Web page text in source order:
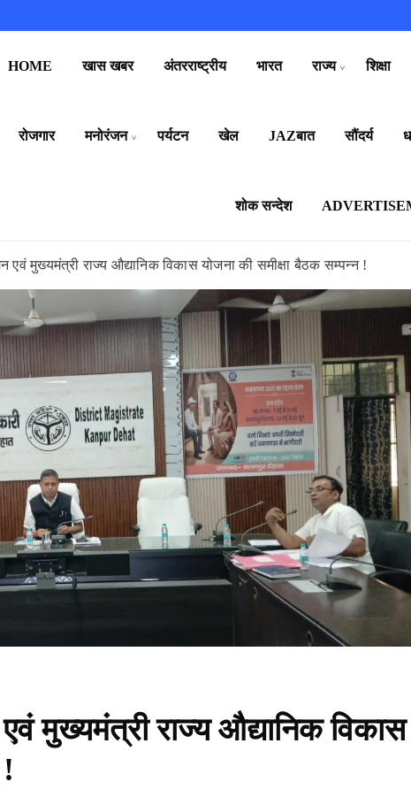
HOME खास खबर अंतरराष्ट्रीय भारत राज्य शिक्षा
रोजगार मनोरंजन पर्यटन खेल JAZबात सौंदर्य
शोक सन्देश
एवं मुख्यमंत्री राज्य औद्यानिक विकास योजना की समीक्षा बैठक सम्पन्न !
मुख्यमंत्री राज्य औद्यानिक विकास